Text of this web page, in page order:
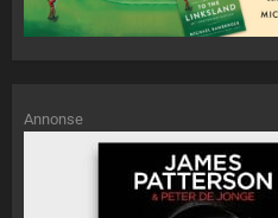
Annonse